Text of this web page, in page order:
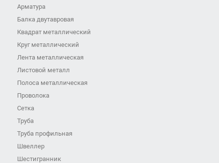
Арматура
Балка двутавровая
Квадрат металлический
Круг металлический
Лента металлическая
Листовой металл
Полоса металлическая
Проволока
Сетка
Труба
Труба профильная
Швеллер
Шестигранник